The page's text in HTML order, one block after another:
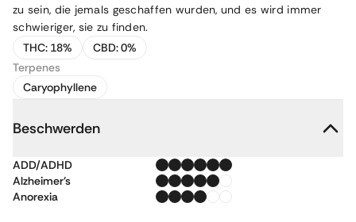
zu sein, die jemals geschaffen wurden, und es wird immer
schwieriger, sie zu finden.
THC: 18% CBD:0%
Terpenes
Caryophyllene
Beschwerden
ADD/ADHD
Alzheimer's
Anorexia